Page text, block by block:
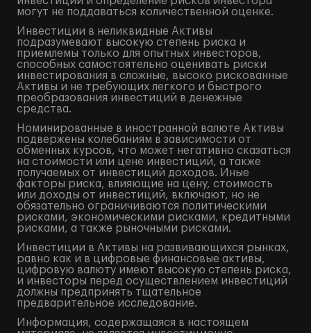
могут не поддаваться количественной оценке.
Инвестиции в неликвидные Активы
подразумевают высокую степень риска и
приемлемы только для опытных инвесторов,
способных самостоятельно оценивать риски
инвестирования в сложные, высоко рискованные
Активы и не требующих легкого и быстрого
преобразования инвестиций в денежные
средства.
Номинированные в иностранной валюте Активы
подвержены колебаниям в зависимости от
обменных курсов, что может негативно сказаться
на стоимости или цене инвестиций, а также
получаемых от инвестиций доходов. Иные
факторы риска, влияющие на цену, стоимость
или доходы от инвестиций, включают, но не
обязательно ограничиваются политическими
рисками, экономическими рисками, кредитными
рисками, а также рыночными рисками.
Инвестиции в Активы на развивающихся рынках,
равно как и в цифровые финансовые активы,
цифровую валюту имеют высокую степень риска,
и инвесторы перед осуществлением инвестиций
должны предпринять тщательное
предварительное исследование.
Информация, содержащаяся в настоящем